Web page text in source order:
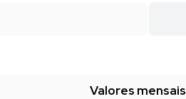
Valores mensais